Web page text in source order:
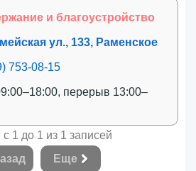
и благоустройство
ул., 133, Раменское
753-08-15
перерыв 13:00–
1 до 1 из 1 записей
Еще